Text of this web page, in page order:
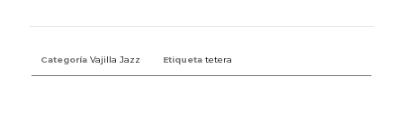
Categoría Vajilla Jazz Etiqueta tetera